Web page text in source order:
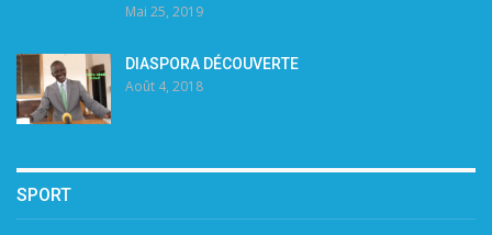
Mai 25, 2019
DIASPORA DÉCOUVERTE
Août 4, 2018
SPORT